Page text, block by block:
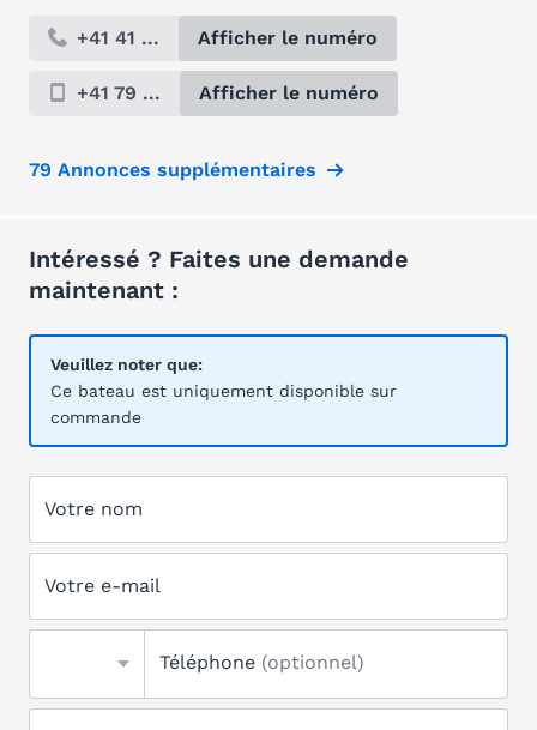
+41 41 ... Afficher le numéro
+41 79 ... Afficher le numéro
79 Annonces supplémentaires
Intéressé ? Faites une demande
maintenant :
Veuillez noter que:
Ce bateau est uniquement disponible sur
commande
Votre nom
Votre e-mail
Téléphone (optionnel)